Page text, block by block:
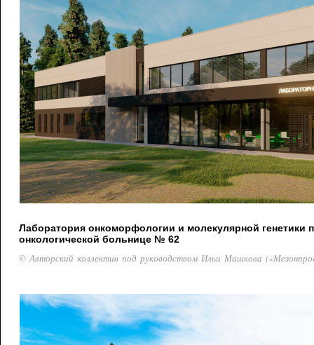
Лаборатория онкоморфологии и молекулярной генетики
онкологической больнице № 62
© Авторский коллектив под руководством Ильи Машкова